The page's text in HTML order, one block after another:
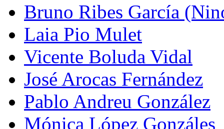
Bruno Ribes García
Laia Pio Mulet
Vicente Boluda Vidal
José Arocas Fernández
Pablo Andreu González
Mónica López Gonzáles